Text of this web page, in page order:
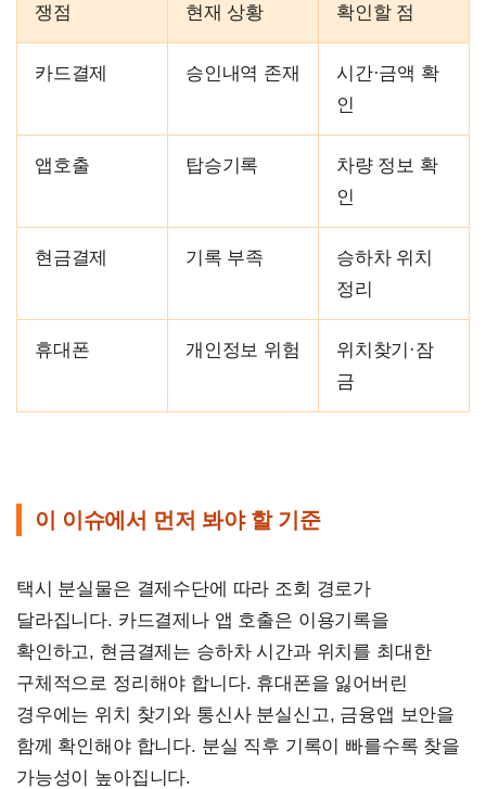
쟁점 현재 상황 확인할 점
카드결제 승인내역 존재
시간·금액 확
인
앱호출 탑승기록
차량 정보 확
인
현금결제 기록 부족
승하차 위치
정리
휴대폰 개인정보 위험
위치찾기·잠
금
이 이슈에서 먼저 봐야 할 기준
택시 분실물은 결제수단에 따라 조회 경로가
달라집니다. 카드결제나 앱 호출은 이용기록을
확인하고, 현금결제는 승하차 시간과 위치를 최대한
구체적으로 정리해야 합니다. 휴대폰을 잃어버린
경우에는 위치 찾기와 통신사 분실신고, 금융앱 보안을
함께 확인해야 합니다. 분실 직후 기록이 빠를수록 찾을
가능성이 높아집니다.